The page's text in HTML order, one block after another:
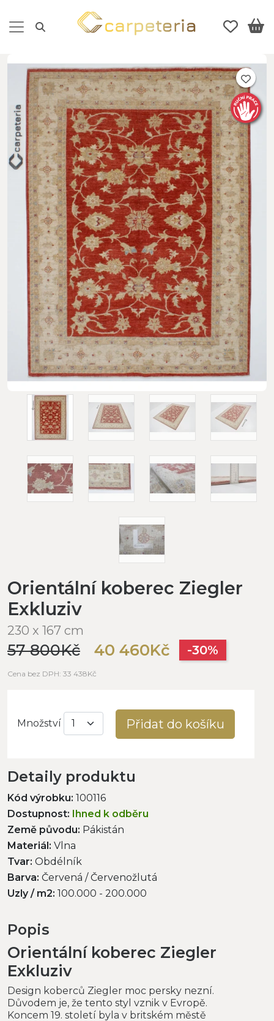
Orientální koberec Ziegler
Exkluziv
230 x 167 cm
57 800Kč 40 460Kč -30%
Cena bez DPH: 33 438Kč
Množství Přidat do košíku
Detaily produktu
Kód výrobku: 100116
Dostupnost: Ihned k odběru
Země původu: Pákistán
Materiál: Vlna
Tvar: Obdélník
Barva: Červená / Červenožlutá
Uzly / m2: 100.000 - 200.000
Popis
Orientální koberec Ziegler
Exkluziv
Design koberců Ziegler moc persky nezní.
Důvodem je, že tento styl vznik v Evropě.
Koncem 19. století byla v britském městě